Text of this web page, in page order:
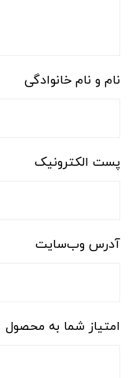
نام و نام خانوادگی
پست الکترونیک
آدرس وب‌سایت
امتیاز شما به محصول